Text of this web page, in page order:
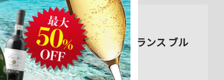
ヴァン・デュボー 2022年 フランス ブル